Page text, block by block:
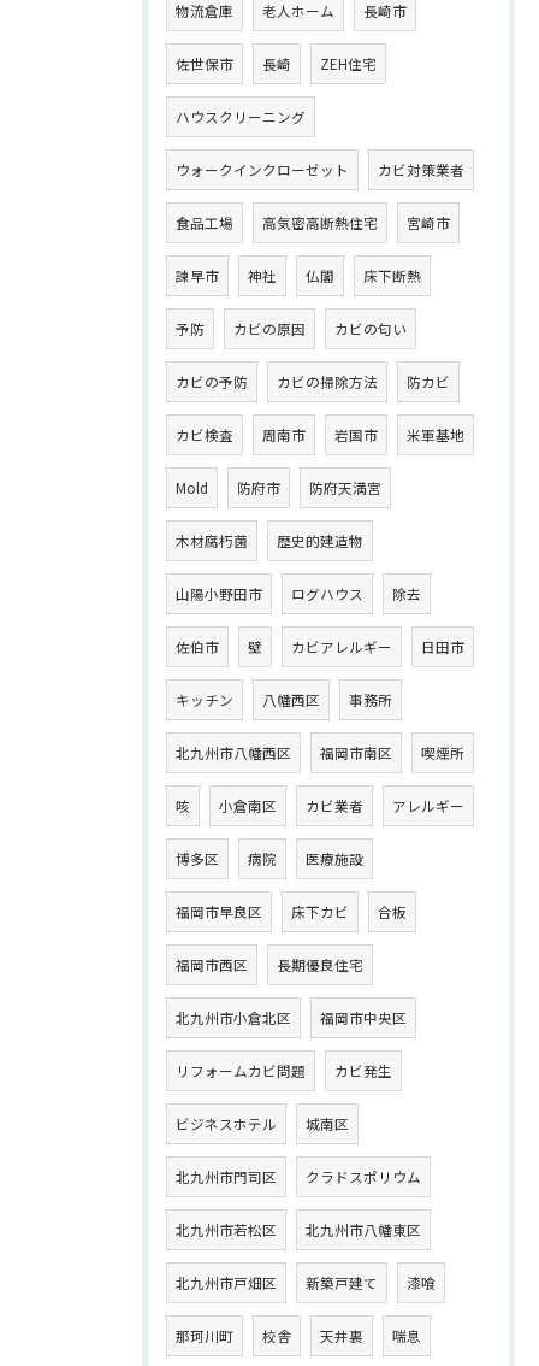
物流倉庫 老人ホーム 長崎市
佐世保市 長崎 ZEH住宅
ハウスクリーニング
ウォークインクローゼット カビ対策業者
食品工場 高気密高断熱住宅 宮崎市
諫早市 神社 仏閣 床下断熱
予防 カビの原因 カビの匂い
カビの予防 カビの掃除方法 防カビ
カビ検査 周南市 岩国市 米軍基地
Mold 防府市 防府天満宮
木材腐朽菌 歴史的建造物
山陽小野田市 ログハウス 除去
佐伯市 壁 カビアレルギー 日田市
キッチン 八幡西区 事務所
北九州市八幡西区 福岡市南区 喫煙所
咳 小倉南区 カビ業者 アレルギー
博多区 病院 医療施設
福岡市早良区 床下カビ 合板
福岡市西区 長期優良住宅
北九州市小倉北区 福岡市中央区
リフォームカビ問題 カビ発生
ビジネスホテル 城南区
北九州市門司区 クラドスポリウム
北九州市若松区 北九州市八幡東区
北九州市戸畑区 新築戸建て 漆喰
那珂川町 校舎 天井裏 喘息